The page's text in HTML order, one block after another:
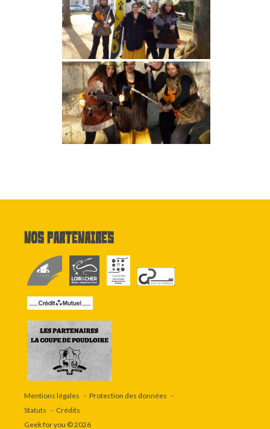
Nos partenaires
Mentions légales
Protection des données
Statuts
Crédits
Geek for you © 2026